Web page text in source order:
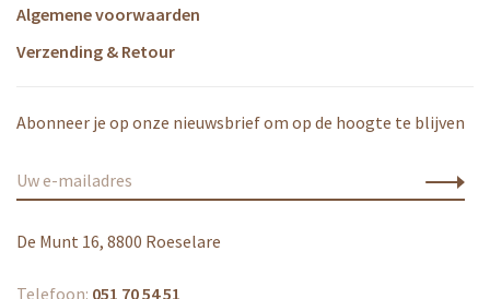
Algemene voorwaarden
Verzending & Retour
Abonneer je op onze nieuwsbrief om op de hoogte te blijven
De Munt 16, 8800 Roeselare
Telefoon: 051 70 54 51